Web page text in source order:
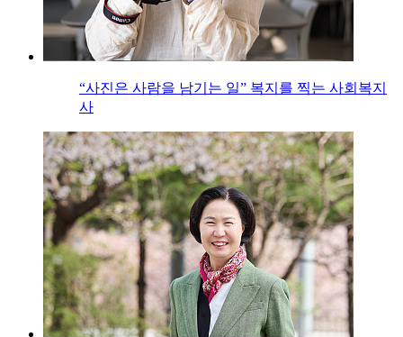
“사진은 사람을 남기는 일” 복지를 찍는 사회복지
사